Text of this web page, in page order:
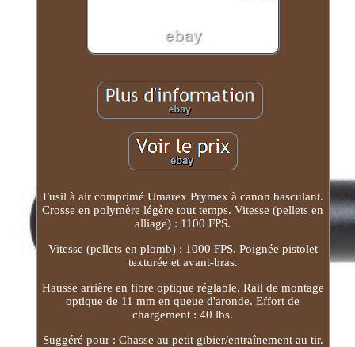
Fusil à air comprimé Umarex Prymex à canon basculant.
Crosse en polymère légère tout temps. Vitesse (pellets en
alliage) : 1100 FPS.
Vitesse (pellets en plomb) : 1000 FPS. Poignée pistolet
texturée et avant-bras.
Hausse arrière en fibre optique réglable. Rail de montage
optique de 11 mm en queue d'aronde. Effort de
chargement : 40 lbs.
Suggéré pour : Chasse au petit gibier/entraînement au tir.